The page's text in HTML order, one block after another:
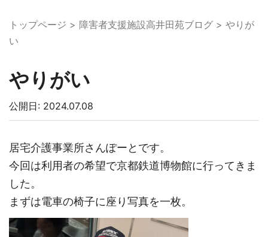
トップページ 障害者支援施設高井田苑ブログ
やりが
い
やりがい
公開日: 2024.07.08
居宅介護事業所さんぽーとです。
今回は利用者の希望で京都鉄道博物館に行ってきま
した。
まずは電車の椅子に座り写真を一枚。